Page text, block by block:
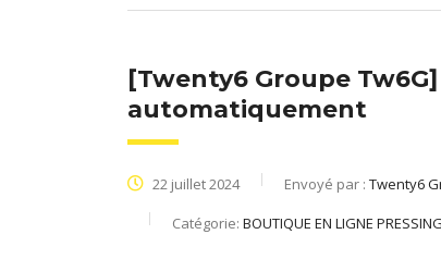
[Twenty6 Groupe
automatiquement
22 juillet 2024 Envoyé par : Twenty6
Catégorie: BOUTIQUE EN LIGNE PRESSING